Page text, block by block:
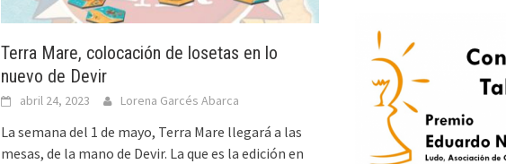
Terra Mare, colocación de losetas en lo
nuevo de Devir
abril 24, 2023 Lorena Garcés Abarca
La semana del 1 de mayo, Terra Mare llegará a las
mesas, de la mano de Devir. La que es la edición en